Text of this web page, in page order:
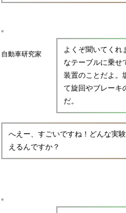
自動車研究家
よくぞ聞いてくれ
なテーブルに乗せ
装置のことだよ。
て旋回やブレーキ
だ。
へえー、すごいですね！どんな実
えるんですか？